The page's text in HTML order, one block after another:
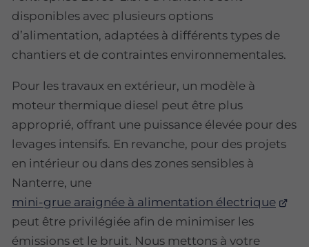
disponibles avec plusieurs options
d’alimentation, adaptées à différents types de
chantiers et de contraintes environnementales.
Pour les travaux en extérieur, un modèle à
moteur thermique diesel peut être plus
approprié, offrant une puissance élevée pour des
levages intensifs. En revanche, pour des projets
en intérieur ou dans des zones sensibles à
Nanterre, une
mini-grue araignée à alimentation électrique
peut être privilégiée afin de minimiser les
émissions et le bruit. Nous mettons à votre